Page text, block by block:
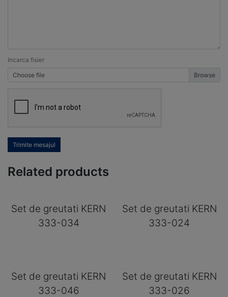
Incarca fisier
Choose file
Trimite mesajul
Related products
Set de greutati KERN
333-034
Set de greutati KERN
333-024
Set de greutati KERN
333-046
Set de greutati KERN
333-026